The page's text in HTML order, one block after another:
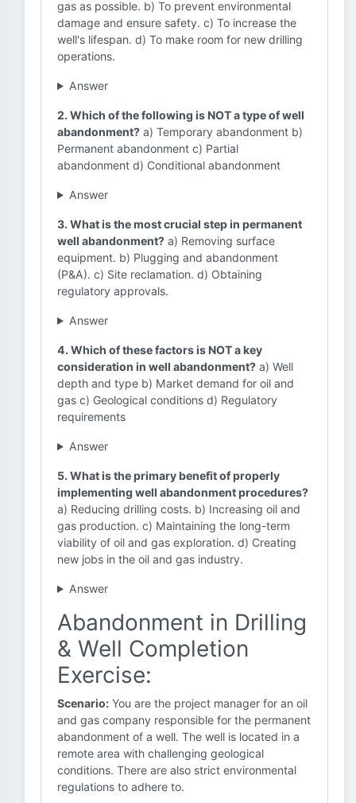
gas as possible. b) To prevent environmental
damage and ensure safety. c) To increase the
well's lifespan. d) To make room for new drilling
operations.
Answer
2. Which of the following is NOT a type of well
abandonment? a) Temporary abandonment b)
Permanent abandonment c) Partial
abandonment d) Conditional abandonment
Answer
3. What is the most crucial step in permanent
well abandonment? a) Removing surface
equipment. b) Plugging and abandonment
(P&A). c) Site reclamation. d) Obtaining
regulatory approvals.
Answer
4. Which of these factors is NOT a key
consideration in well abandonment? a) Well
depth and type b) Market demand for oil and
gas c) Geological conditions d) Regulatory
requirements
Answer
5. What is the primary benefit of properly
implementing well abandonment procedures?
a) Reducing drilling costs. b) Increasing oil and
gas production. c) Maintaining the long-term
viability of oil and gas exploration. d) Creating
new jobs in the oil and gas industry.
Answer
Abandonment in Drilling
& Well Completion
Exercise:
Scenario: You are the project manager for an oil
and gas company responsible for the permanent
abandonment of a well. The well is located in a
remote area with challenging geological
conditions. There are also strict environmental
regulations to adhere to.